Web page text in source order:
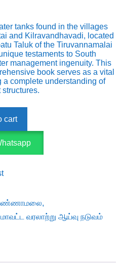
tanks found in the villages
and Kilravandhavadi, located
Taluk of the Tiruvannamalai
testaments to South
management ingenuity. This
book serves as a vital
a complete understanding of
cart
,
வரலாற்று ஆய்வு நடுவம்